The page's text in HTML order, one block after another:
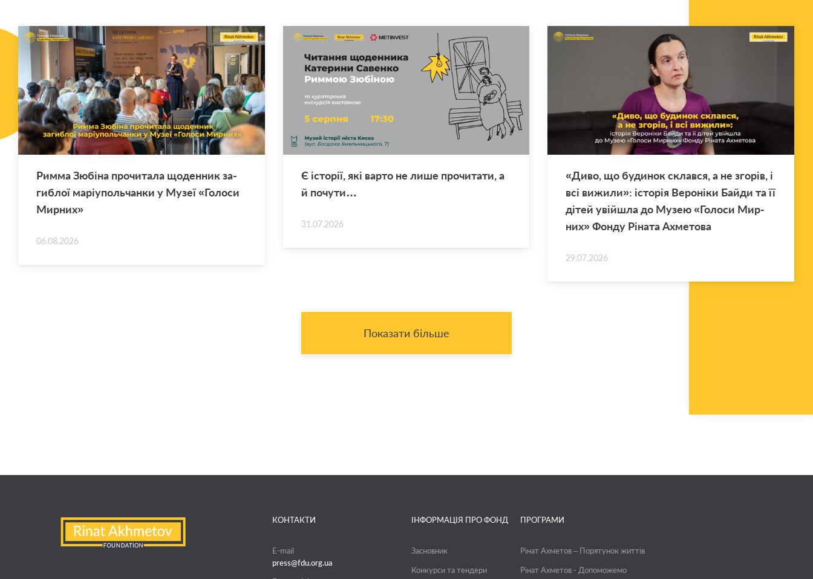
Римма Зю­бі­на про­чи­та­ла що­ден­ник за­
ги­блої ма­рі­у­поль­чан­ки у Музеї «Го­ло­си
Мир­них»
06.08.2026
Є істо­рії, які варто не лише про­чи­та­ти, а
й по­чу­ти…
31.07.2026
«Диво, що бу­ди­нок склав­ся, а не зго­рів, і
всі ви­жи­ли»: істо­рія Ве­ро­ні­ки Байди та її
дітей уві­йшла до Музею «Го­ло­си Мир­
них» Фонду Рі­на­та Ахме­то­ва
29.07.2026
Показати більше
КОНТАКТИ
E-mail
press@fdu.org.ua
ІНФОРМАЦІЯ ПРО ФОНД
Засновник
Конкурси та тендери
ПРОГРАМИ
Рінат Ахметов – Порятунок життів
Рінат Ахметов - Допоможемо